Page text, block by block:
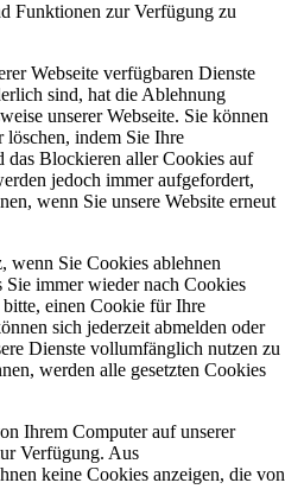
Funktionen zur Verfügung zu
Webseite verfügbaren Dienste
sind, hat die Ablehnung
unserer Webseite. Sie können
löschen, indem Sie Ihre
das Blockieren aller Cookies auf
jedoch immer aufgefordert,
wenn Sie unsere Website erneut
wenn Sie Cookies ablehnen
Sie immer wieder nach Cookies
einen Cookie für Ihre
sich jederzeit abmelden oder
Dienste vollumfänglich nutzen zu
werden alle gesetzten Cookies
Ihrem Computer auf unserer
Verfügung. Aus
keine Cookies anzeigen, die von